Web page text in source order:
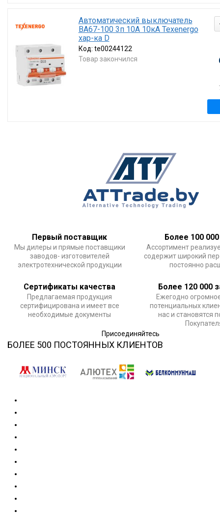
Автоматический выключатель
ВА67-100 3п 10А 10кА Texenergo
хар-ка D
Код: te00244122
Товар закончился
Первый поставщик
Мы дилеры и прямые поставщики
заводов- изготовителей
электротехнической продукции
Более 100
Ассортимент
содержит широкий
постоянно
Сертификаты качества
Предлагаемая продукция
сертифицирована и имеет все
необходимые документы
Более 120 000
Ежегодно
потенциальных
нас и становятся
Присоединяйтесь
БОЛЕЕ 500 ПОСТОЯННЫХ КЛИЕНТОВ